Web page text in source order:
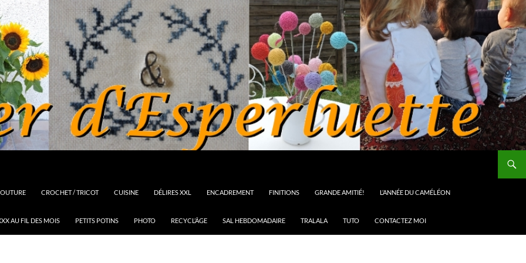
CROCHET / TRICOT CUISINE DÉLIRES XXL ENCADREMENT FINITIONS GRANDE AMITIÉ! L’ANNÉE DU CAMÉLÉON
AU FIL DES MOIS PETITS POTINS PHOTO RECYCL’ÂGE SAL HEBDOMADAIRE TRALALA TUTO CONTACTEZ MOI